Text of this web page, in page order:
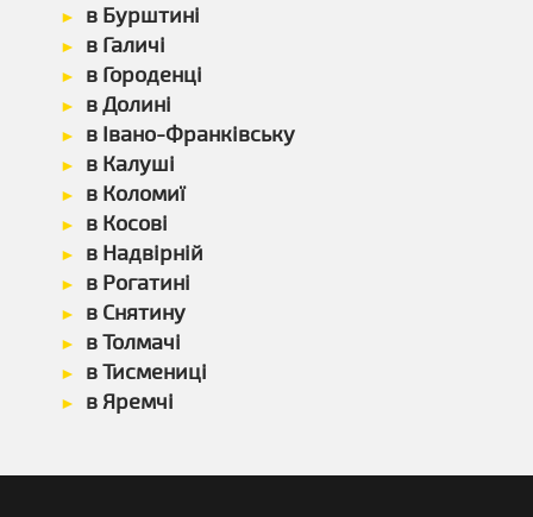
в Бурштині
в Галичі
в Городенці
в Долині
в Івано-Франківську
в Калуші
в Коломиї
в Косові
в Надвірній
в Рогатині
в Снятину
в Толмачі
в Тисмениці
в Яремчі